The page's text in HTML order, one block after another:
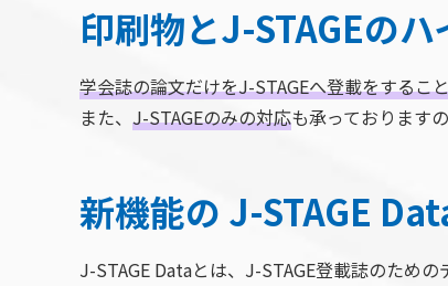
印刷物とJ-STAGEの
学会誌の論文だけをJ-STAGEへ登載をするこ
また、 J-STAGEのみの対応も承っております
新機能の J-STAGE
J-STAGE Dataとは、J-STAGE登載誌のため